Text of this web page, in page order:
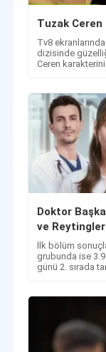
Tuzak Ceren
Tv8
dizisinde
Ceren
Doktor
ve
İlk bölüm
grubunda ise
günü 2. sırada